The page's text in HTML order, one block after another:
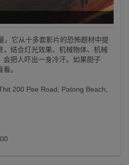
它从十多套影片的恐怖题材中提
，结合灯光效果、机械物体、机械
会把人吓出一身冷汗。如果胆子
。
200 Pee Road, Patong Beach,